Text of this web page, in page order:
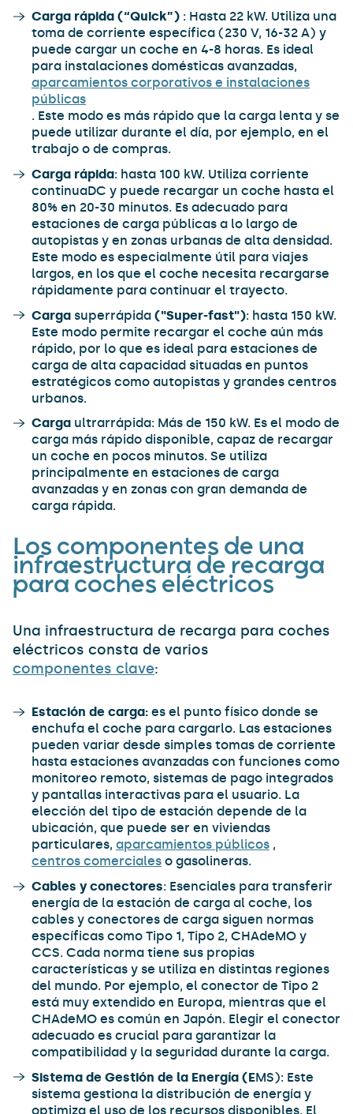
Carga rápida (“Quick”) : Hasta 22 kW. Utiliza una
toma de corriente específica (230 V, 16-32 A) y
puede cargar un coche en 4-8 horas. Es ideal
para instalaciones domésticas avanzadas,
aparcamientos corporativos e instalaciones
públicas
. Este modo es más rápido que la carga lenta y se
puede utilizar durante el día, por ejemplo, en el
trabajo o de compras.
Carga rápida: hasta 100 kW. Utiliza corriente
continuaDC y puede recargar un coche hasta el
80% en 20-30 minutos. Es adecuado para
estaciones de carga públicas a lo largo de
autopistas y en zonas urbanas de alta densidad.
Este modo es especialmente útil para viajes
largos, en los que el coche necesita recargarse
rápidamente para continuar el trayecto.
Carga superrápida ("Super-fast"): hasta 150 kW.
Este modo permite recargar el coche aún más
rápido, por lo que es ideal para estaciones de
carga de alta capacidad situadas en puntos
estratégicos como autopistas y grandes centros
urbanos.
Carga ultrarrápida: Más de 150 kW. Es el modo de
carga más rápido disponible, capaz de recargar
un coche en pocos minutos. Se utiliza
principalmente en estaciones de carga
avanzadas y en zonas con gran demanda de
carga rápida.
Los componentes de una
infraestructura de recarga
para coches eléctricos
Una infraestructura de recarga para coches
eléctricos consta de varios
componentes clave:
Estación de carga: es el punto físico donde se
enchufa el coche para cargarlo. Las estaciones
pueden variar desde simples tomas de corriente
hasta estaciones avanzadas con funciones como
monitoreo remoto, sistemas de pago integrados
y pantallas interactivas para el usuario. La
elección del tipo de estación depende de la
ubicación, que puede ser en viviendas
particulares, aparcamientos públicos ,
centros comerciales o gasolineras.
Cables y conectores: Esenciales para transferir
energía de la estación de carga al coche, los
cables y conectores de carga siguen normas
específicas como Tipo 1, Tipo 2, CHAdeMO y
CCS. Cada norma tiene sus propias
características y se utiliza en distintas regiones
del mundo. Por ejemplo, el conector de Tipo 2
está muy extendido en Europa, mientras que el
CHAdeMO es común en Japón. Elegir el conector
adecuado es crucial para garantizar la
compatibilidad y la seguridad durante la carga.
Sistema de Gestión de la Energía (EMS): Este
sistema gestiona la distribución de energía y
optimiza el uso de los recursos disponibles. El